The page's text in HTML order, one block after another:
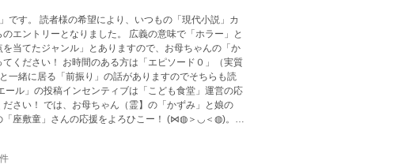
です。 読者様の希望により、いつもの「現代小説」カ
エントリーとなりました。 広義の意味で「ホラー」と
当てたジャンル」とありますので、お母ちゃんの「か
ください！ お時間のある方は「エピソード０」（実質
一緒に居る「前振り」の話がありますのでそちらも読
ル」の投稿インセンティブは「こども食堂」運営の応
さい！ では、お母ちゃん（霊】の「かずみ」と娘の
「座敷童」さんの応援をよろひこー！ (⋈◍＞◡＜◍)。✧